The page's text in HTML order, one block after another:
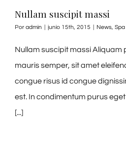
Nullam suscipit massi
Por admin junio 15th, 2015 News, Spa
Nullam suscipit massi Aliquam
mauris semper, sit amet
congue risus id congue
est. In condimentum purus
[...]